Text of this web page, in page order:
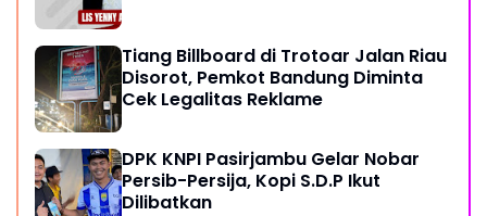
Tiang Billboard di Trotoar Jalan Riau
Disorot, Pemkot Bandung Diminta
Cek Legalitas Reklame
DPK KNPI Pasirjambu Gelar Nobar
Persib-Persija, Kopi S.D.P Ikut
Dilibatkan